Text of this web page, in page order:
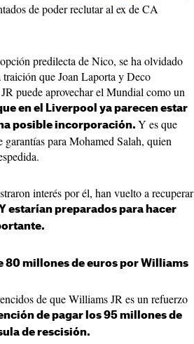
de poder reclutar al ex de CA
predilecta de Nico, se ha olvidado
que Joan Laporta y Deco
puede aprovechar el Mundial como un
en el Liverpool ya parecen estar
posible incorporación. Y es que
garantías para Mohamed Salah, quien
interés por él, han vuelto a recuperar
Y estarían preparados para hacer
80 millones de euros por Williams
de que Williams JR es un refuerzo
de pagar los 95 millones de
de rescisión.